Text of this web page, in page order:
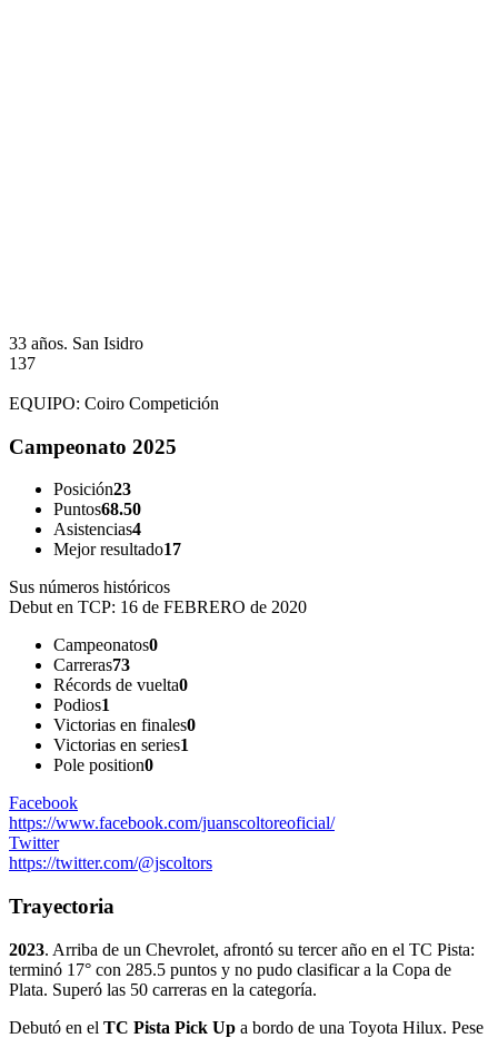
33 años. San Isidro
137
EQUIPO: Coiro Competición
Campeonato 2025
Posición23
Puntos68.50
Asistencias4
Mejor resultado17
Sus números históricos
Debut en TCP: 16 de FEBRERO de 2020
Campeonatos0
Carreras73
Récords de vuelta0
Podios1
Victorias en finales0
Victorias en series1
Pole position0
Facebook
https://www.facebook.com/juanscoltoreoficial/
Twitter
https://twitter.com/@jscoltors
Trayectoria
2023. Arriba de un Chevrolet, afrontó su tercer año en el TC Pista:
terminó 17° con 285.5 puntos y no pudo clasificar a la Copa de
Plata. Superó las 50 carreras en la categoría.
Debutó en el TC Pista Pick Up a bordo de una Toyota Hilux. Pese